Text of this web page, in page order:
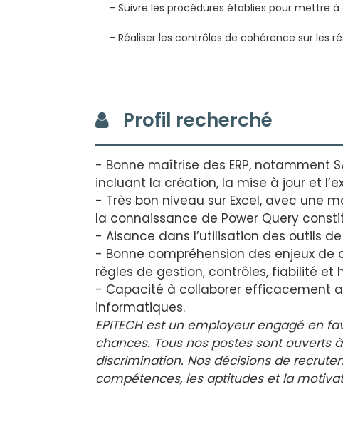
- Suivre les procédures établies pour mettre
- Réaliser les contrôles de cohérence sur les
Profil recherché
- Bonne maîtrise des ERP, notamment
incluant la création, la mise à jour et
- Très bon niveau sur Excel, avec une
la connaissance de Power Query
- Aisance dans l’utilisation des outils
- Bonne compréhension des enjeux
règles de gestion, contrôles, fiabilité et
- Capacité à collaborer efficacement
informatiques.
EPITECH est un employeur engagé en
chances. Tous nos postes sont ouverts
discrimination. Nos décisions de
compétences, les aptitudes et la